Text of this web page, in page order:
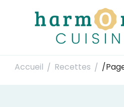
Harmonie
Accueil / Recettes / /